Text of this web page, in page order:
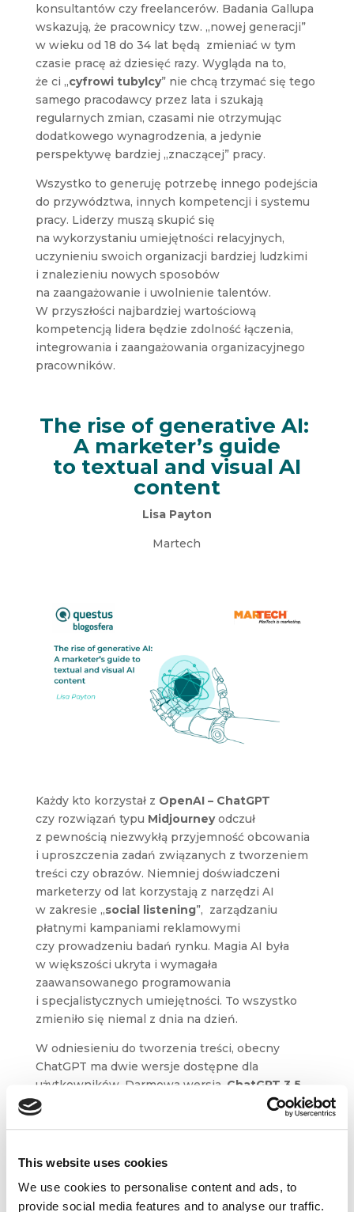
This website uses cookies
We use cookies to personalise content and ads, to
provide social media features and to analyse our traffic.
konsultantów czy freelancerów. Badania Gallupa
wskazują, że pracownicy tzw. „nowej generacji”
w wieku od 18 do 34 lat będą zmieniać w tym
czasie pracę aż dziesięć razy. Wygląda na to,
że ci „cyfrowi tubylcy” nie chcą trzymać się tego
samego pracodawcy przez lata i szukają
regularnych zmian, czasami nie otrzymując
dodatkowego wynagrodzenia, a jedynie
perspektywę bardziej „znaczącej” pracy.
Wszystko to generuję potrzebę innego podejścia
do przywództwa, innych kompetencji i systemu
pracy. Liderzy muszą skupić się
na wykorzystaniu umiejętności relacyjnych,
uczynieniu swoich organizacji bardziej ludzkimi
i znalezieniu nowych sposobów
na zaangażowanie i uwolnienie talentów.
W przyszłości najbardziej wartościową
kompetencją lidera będzie zdolność łączenia,
integrowania i zaangażowania organizacyjnego
pracowników.
The rise of generative AI:
A marketer’s guide
to textual and visual AI
content
Lisa Payton
Martech
Każdy kto korzystał z OpenAI – ChatGPT
czy rozwiązań typu Midjourneyodczuł
z pewnością niezwykłą przyjemność obcowania
i uproszczenia zadań związanych z tworzeniem
treści czy obrazów. Niemniej doświadczeni
marketerzy od lat korzystają z narzędzi AI
w zakresie „social listening”, zarządzaniu
płatnymi kampaniami reklamowymi
czy prowadzeniu badań rynku. Magia AI była
w większości ukryta i wymagała
zaawansowanego programowania
i specjalistycznych umiejętności. To wszystko
zmieniło się niemal z dnia na dzień.
W odniesieniu do tworzenia treści, obecny
ChatGPT ma dwie wersje dostępne dla
użytkowników. Darmowa wersja, ChatGPT 3.5
która została oparta tylko na danych, istniejących
ChatGPT
danych internetowych za pomocą różnych
W przypadku rozwiązań graficznych istnieją dwa